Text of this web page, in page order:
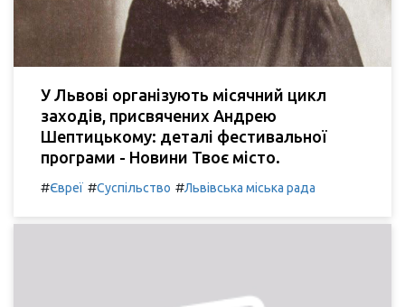
У Львові організують місячний цикл
заходів, присвячених Андрею
Шептицькому: деталі фестивальної
програми - Новини Твоє місто.
#Євреї #Суспільство #Львівська міська рада